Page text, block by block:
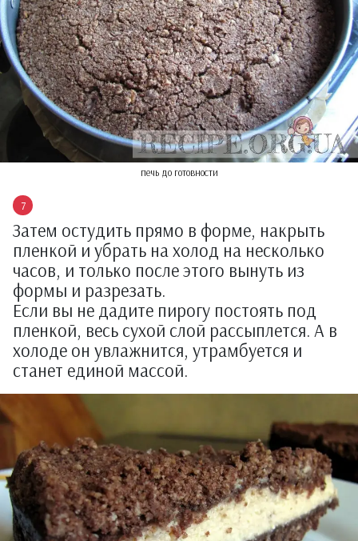
печь до готовности
Затем остудить прямо в форме, накрыть
пленкой и убрать на холод на несколько
часов, и только после этого вынуть из
формы и разрезать.
Если вы не дадите пирогу постоять под
пленкой, весь сухой слой рассыплется. А в
холоде он увлажнится, утрамбуется и
станет единой массой.